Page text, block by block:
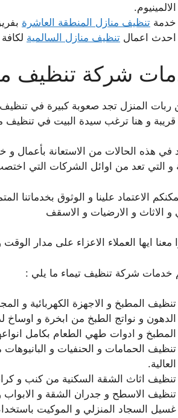
الالمينيوم.
خدمة تنظيف منازل المنطقة العاشرة
احدث اعمال تنظيف منازل السالمية
شركة تنظيف
ربات المنزل تجد صعوبة كبيرة في
قريبة و هنا ترغب سيدة البيت في
في هذه الحالات من الاستعانة
و التي تعد من اوائل الشركات التي
الاعتماد علينا و الوثوق
و الاثاث و الارضيات و الاسقف
معنا ايها العملاء الاعزاء على مدار
خدمات شركة تنظيف تيماء ما يلي :
تنظيف المطبخ و الاجهزة الكهربائية و
الدهون و نواتج الطبخ من ابخرة و
المطبخ و ادوات طهي الطعام بكامل
تنظيف الحمامات و الحنفيات و البانيوهات
العالية.
تنظيف اثاث الشقة السكنية من كنب و
تنظيف الاسطح و جدران الشقة و الابواب
غسيل السجاد المنزلي و الموكيت